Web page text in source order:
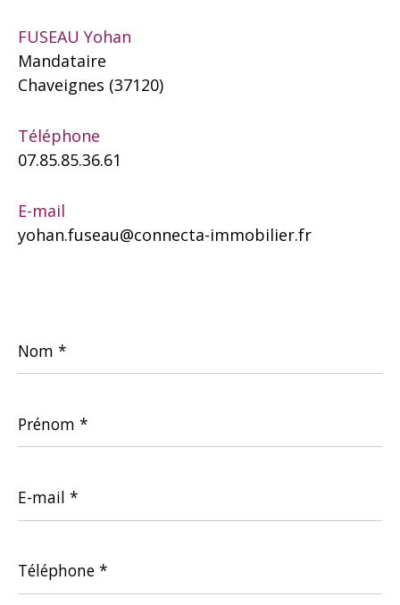
FUSEAU Yohan
Mandataire
Chaveignes (37120)
Téléphone
07.85.85.36.61
E-mail
yohan.fuseau@connecta-immobilier.fr
*
*
mail
*
*